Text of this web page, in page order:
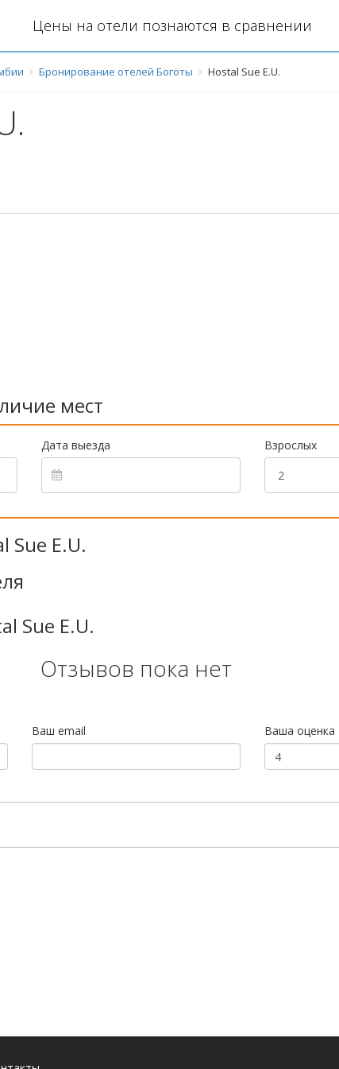
Цены на отели познаются в сравнении
Бронирование отелей Боготы Hostal Sue E.U.
мест
Дата выезда Взрослых
Sue E.U.
Sue E.U.
Отзывов пока нет
Ваш email Ваша оценка